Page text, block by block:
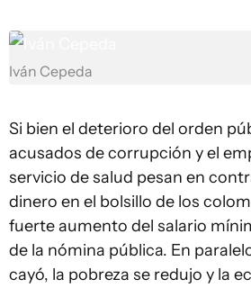
Iván Cepeda
Si bien el deterioro del orden
acusados de corrupción y el
servicio de salud pesan en
dinero en el bolsillo de los
fuerte aumento del salario
de la nómina pública. En
cayó, la pobreza se redujo y la